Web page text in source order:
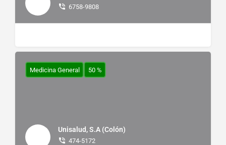
6758-9808
Unisalud, S.A (Colón)
474-5172
Medicina General 50 %